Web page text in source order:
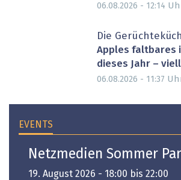
06.08.2026 - 12:14
Die
Apples faltbares
dieses Jahr –
06.08.2026 - 11:37
EVENTS
Netzmedien Sommer
19. August 2026 - 18:00 bis 22:00